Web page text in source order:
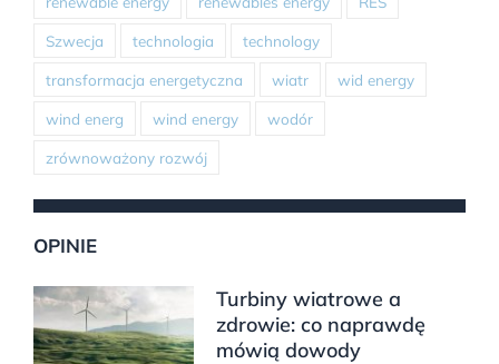
Szwecja technologia technology
transformacja energetyczna wiatr wid energy
wind energ wind energy wodór
zrównoważony rozwój
OPINIE
Turbiny wiatrowe a
zdrowie: co naprawdę
mówią dowody